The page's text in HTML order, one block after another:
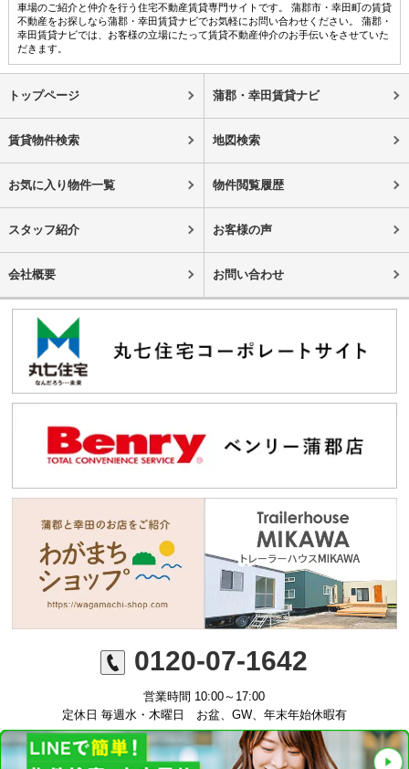
車場のご紹介と仲介を行う住宅不動産賃貸専門サイトです。 蒲郡市・幸田町の賃貸
不動産をお探しなら蒲郡・幸田賃貸ナビでお気軽にお問い合わせください。 蒲郡・
幸田賃貸ナビでは、お客様の立場にたって賃貸不動産仲介のお手伝いをさせていた
だきます。
トップページ 蒲郡・幸田賃貸ナビ
賃貸物件検索 地図検索
お気に入り物件一覧 物件閲覧履歴
スタッフ紹介 お客様の声
会社概要 お問い合わせ
0120-07-1642
営業時間 10:00～17:00
定休日 毎週水・木曜日 お盆、GW、年末年始休暇有